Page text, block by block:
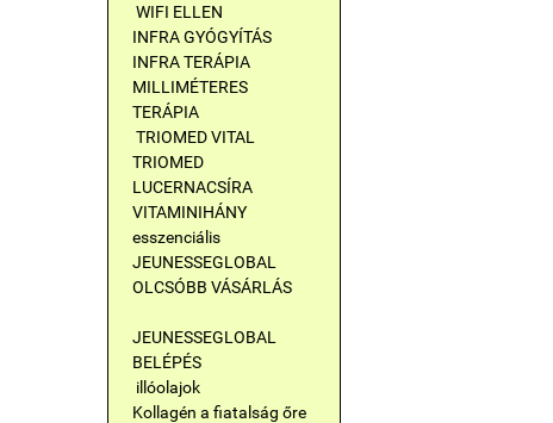
WIFI ELLEN
INFRA GYÓGYÍTÁS
INFRA TERÁPIA
MILLIMÉTERES
TERÁPIA
TRIOMED VITAL
TRIOMED
LUCERNACSÍRA
VITAMINIHÁNY
esszenciális
JEUNESSEGLOBAL
OLCSÓBB VÁSÁRLÁS
JEUNESSEGLOBAL
BELÉPÉS
illóolajok
Kollagén a fiatalság őre